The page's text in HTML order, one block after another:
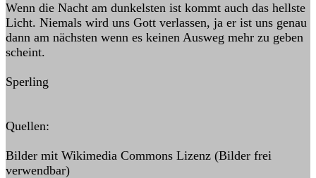
Wenn die Nacht am dunkelsten ist kommt auch das hellste
Licht. Niemals wird uns Gott verlassen, ja er ist uns genau
dann am nächsten wenn es keinen Ausweg mehr zu geben
scheint.
Sperling
Quellen:
Bilder mit Wikimedia Commons Lizenz (Bilder frei
verwendbar)